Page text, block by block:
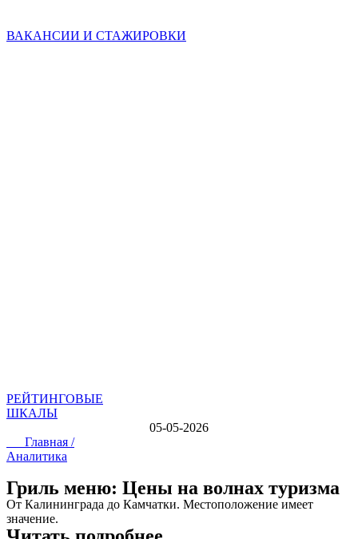
ВАКАНСИИ И СТАЖИРОВКИ
РЕЙТИНГОВЫЕ
ШКАЛЫ
05-05-2026
Главная /
Аналитика
Гриль меню: Цены на волнах туризма
От Калининграда до Камчатки. Местоположение имеет
значение.